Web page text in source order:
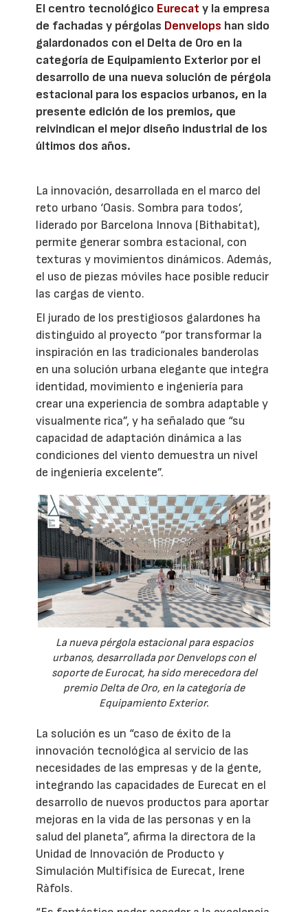
El centro tecnológico Eurecat y la empresa
de fachadas y pérgolas Denvelops han sido
galardonados con el Delta de Oro en la
categoría de Equipamiento Exterior por el
desarrollo de una nueva solución de pérgola
estacional para los espacios urbanos, en la
presente edición de los premios, que
reivindican el mejor diseño industrial de los
últimos dos años.
La innovación, desarrollada en el marco del
reto urbano ‘Oasis. Sombra para todos’,
liderado por Barcelona Innova (Bithabitat),
permite generar sombra estacional, con
texturas y movimientos dinámicos. Además,
el uso de piezas móviles hace posible reducir
las cargas de viento.
El jurado de los prestigiosos galardones ha
distinguido al proyecto “por transformar la
inspiración en las tradicionales banderolas
en una solución urbana elegante que integra
identidad, movimiento e ingeniería para
crear una experiencia de sombra adaptable y
visualmente rica”, y ha señalado que “su
capacidad de adaptación dinámica a las
condiciones del viento demuestra un nivel
de ingeniería excelente”.
La nueva pérgola estacional para espacios
urbanos, desarrollada por Denvelops con el
soporte de Eurocat, ha sido merecedora del
premio Delta de Oro, en la categoría de
Equipamiento Exterior.
La solución es un “caso de éxito de la
innovación tecnológica al servicio de las
necesidades de las empresas y de la gente,
integrando las capacidades de Eurecat en el
desarrollo de nuevos productos para aportar
mejoras en la vida de las personas y en la
salud del planeta”, afirma la directora de la
Unidad de Innovación de Producto y
Simulación Multifísica de Eurecat, Irene
Ràfols.